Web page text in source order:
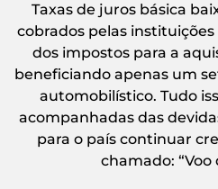
Taxas de juros básica
cobrados pelas
dos impostos para a
beneficiando apenas um
automobilístico. Tudo
acompanhadas das
para o país continuar
chamado: “Voo